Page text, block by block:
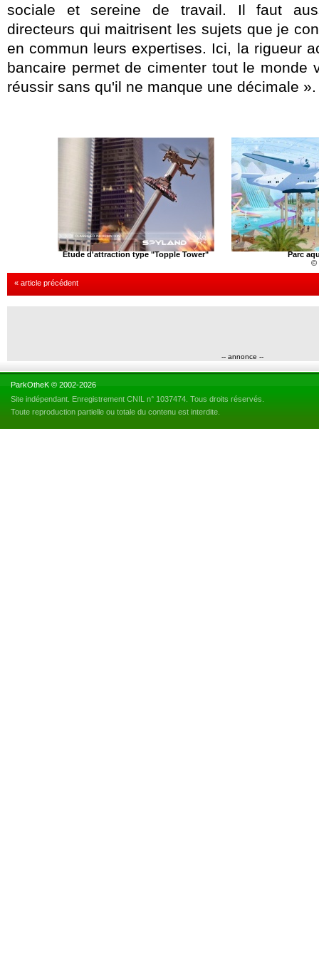
sociale et sereine de travail. Il faut
directeurs qui maitrisent les sujets que je
en commun leurs expertises. Ici, la rigueur
bancaire permet de cimenter tout le monde
réussir sans qu'il ne manque une décimale ».
Etude d'attraction type "Topple Tower"
Parc
©
« article précédent
-- annonce --
ParkOtheK © 2002-2026
Site indépendant. Enregistrement CNIL n° 1037474. Tous droits réservés.
Toute reproduction partielle ou totale du contenu est interdite.